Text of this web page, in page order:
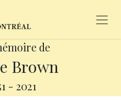
de
Brown
- 2021